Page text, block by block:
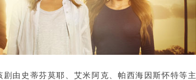
由史蒂芬莫耶、艾米阿克、帕西海因斯怀特等主